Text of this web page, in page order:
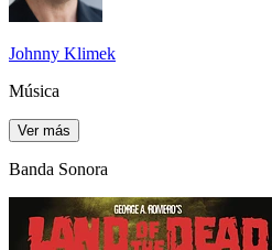
Johnny Klimek
Música
Ver más
Banda Sonora